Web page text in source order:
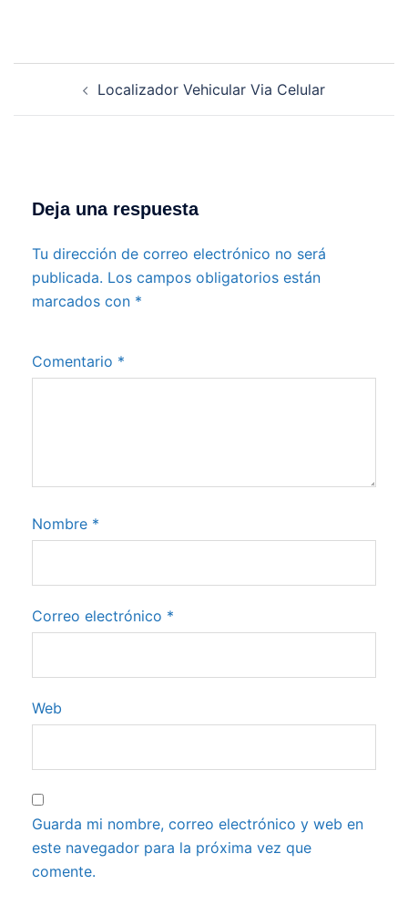
Localizador Vehicular Via Celular
Deja una respuesta
Tu dirección de correo electrónico no será
publicada. Los campos obligatorios están
marcados con *
Comentario *
Nombre *
Correo electrónico *
Web
Guarda mi nombre, correo electrónico y web en
este navegador para la próxima vez que
comente.